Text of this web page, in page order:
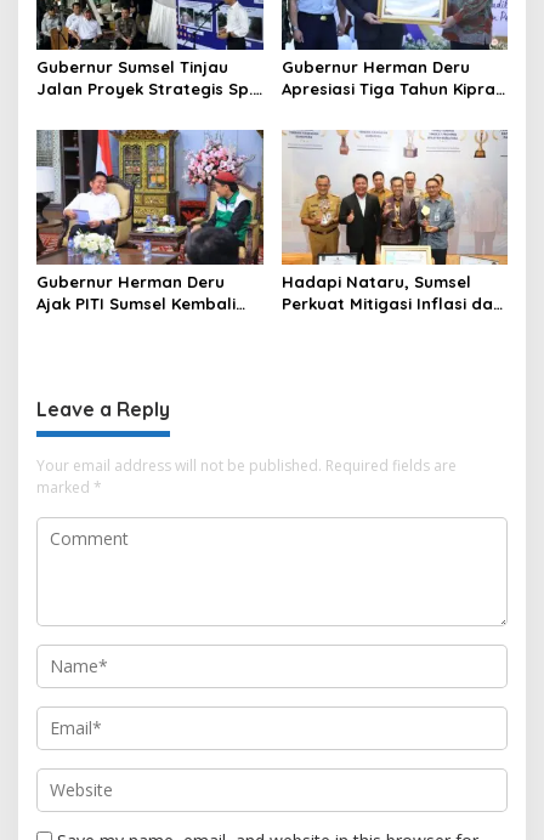
Gubernur Sumsel Tinjau
Jalan Proyek Strategis Sp.
Desa Keman OKI
Gubernur Herman Deru
Apresiasi Tiga Tahun Kiprah
Pilar Keadilan Tata Usaha
Negara
Gubernur Herman Deru
Ajak PITI Sumsel Kembali
Hadapi Nataru, Sumsel
Perkuat Mitigasi Inflasi dan
Leave a Reply
Your email address will not be published. Required fields are
marked *